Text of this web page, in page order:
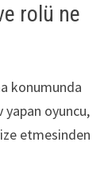
rolü ne
konumunda
yapan oyuncu,
etmesinden